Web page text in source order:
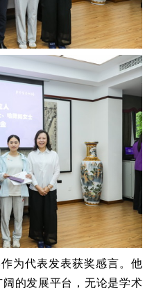
为代表发表获奖感言。他
的发展平台，无论是学术